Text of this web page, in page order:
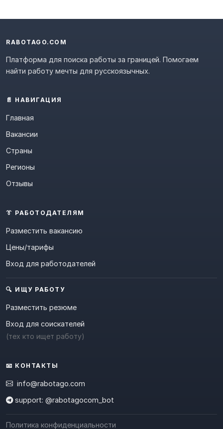
RABOTAGO.COM
Платформа для поиска работы за границей. Помогаем
найти работу мечты для русскоязычных.
📄 НАВИГАЦИЯ
Главная
Вакансии
Страны
Регионы
Отзывы
👔 РАБОТОДАТЕЛЯМ
Разместить вакансию
Цены/тарифы
Вход для работодателей
🔍 ИЩУ РАБОТУ
Разместить резюме
Вход для соискателей
(тех кто ищет работу)
📧 КОНТАКТЫ
info@rabotago.com
support: @rabotagocom_bot
Политика конфиденциальности